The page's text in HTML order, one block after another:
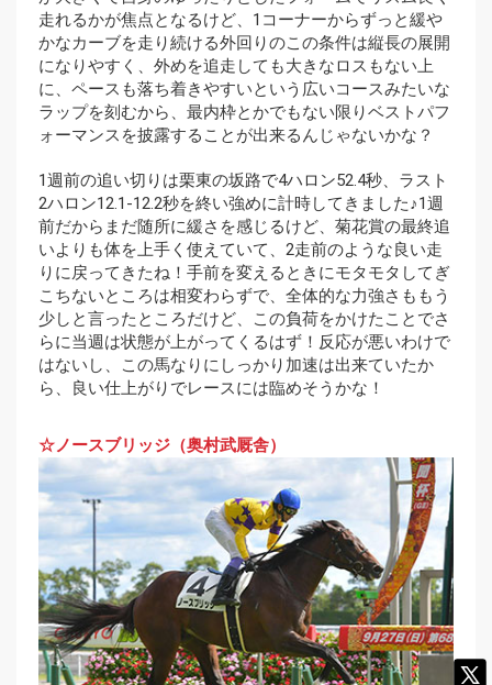
走れるかが焦点となるけど、1コーナーからずっと緩や
かなカーブを走り続ける外回りのこの条件は縦長の展開
になりやすく、外めを追走しても大きなロスもない上
に、ペースも落ち着きやすいという広いコースみたいな
ラップを刻むから、最内枠とかでもない限りベストパフ
ォーマンスを披露することが出来るんじゃないかな？
1週前の追い切りは栗東の坂路で4ハロン52.4秒、ラスト
2ハロン12.1-12.2秒を終い強めに計時してきました♪1週
前だからまだ随所に緩さを感じるけど、菊花賞の最終追
いよりも体を上手く使えていて、2走前のような良い走
りに戻ってきたね！手前を変えるときにモタモタしてぎ
こちないところは相変わらずで、全体的な力強さももう
少しと言ったところだけど、この負荷をかけたことでさ
らに当週は状態が上がってくるはず！反応が悪いわけで
はないし、この馬なりにしっかり加速は出来ていたか
ら、良い仕上がりでレースには臨めそうかな！
☆ノースブリッジ（奥村武厩舎）